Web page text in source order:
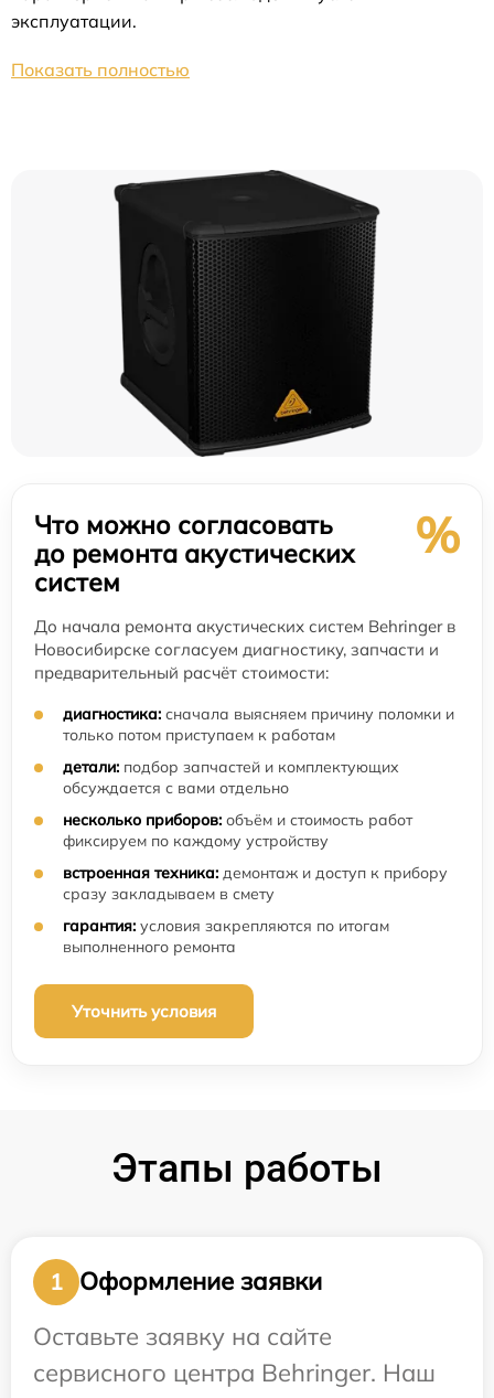
эксплуатации.
Показать полностью
Что можно согласовать
до ремонта акустических
систем
%
До начала ремонта акустических систем Behringer в
Новосибирске согласуем диагностику, запчасти и
предварительный расчёт стоимости:
диагностика: сначала выясняем причину поломки и
только потом приступаем к работам
детали: подбор запчастей и комплектующих
обсуждается с вами отдельно
несколько приборов: объём и стоимость работ
фиксируем по каждому устройству
встроенная техника: демонтаж и доступ к прибору
сразу закладываем в смету
гарантия: условия закрепляются по итогам
выполненного ремонта
Уточнить условия
Этапы работы
1
Оформление заявки
Оставьте заявку на сайте
сервисного центра Behringer. Наш